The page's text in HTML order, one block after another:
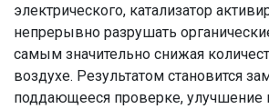
электрического, катализатор
непрерывно разрушать
самым значительно снижая
воздухе. Результатом становится
поддающееся проверке, улучшение